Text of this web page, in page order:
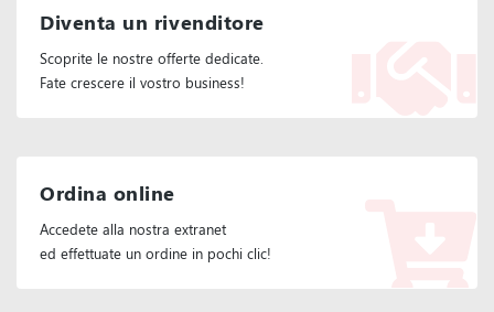
Diventa un rivenditore
Scoprite le nostre offerte dedicate.
Fate crescere il vostro business!
Ordina online
Accedete alla nostra extranet
ed effettuate un ordine in pochi clic!